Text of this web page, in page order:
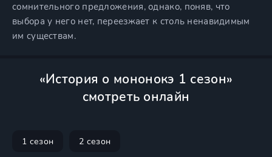
сомнительного предложения, однако, поняв, что
выбора у него нет, переезжает к столь ненавидимым
им существам.
«История о мононокэ 1 сезон»
смотреть онлайн
1 сезон 2 сезон